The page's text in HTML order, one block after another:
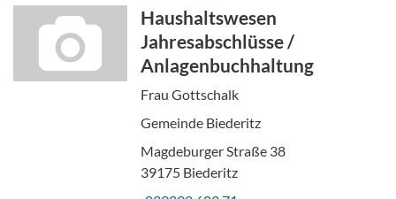
Haushaltswesen
Jahresabschlüsse /
Anlagenbuchhaltung
Frau Gottschalk
Gemeinde Biederitz
Magdeburger Straße 38
39175 Biederitz